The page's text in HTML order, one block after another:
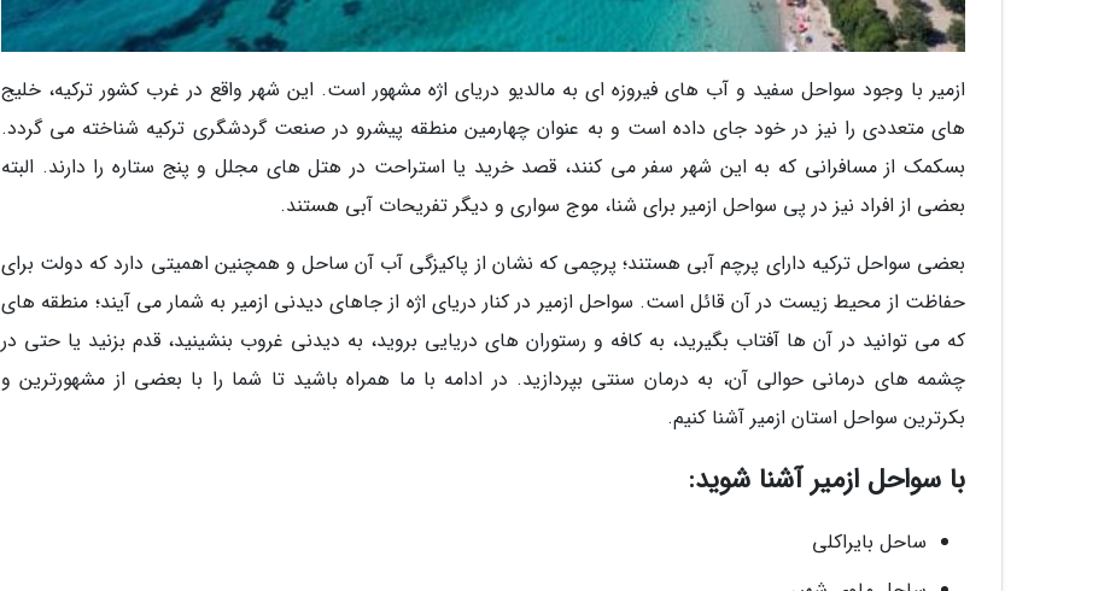
ازمیر با وجود سواحل سفید و آب های فیروزه ای به مالدیو دریای اژه مشهور است. این شهر واقع در غرب کشور ترکیه، خلیج
های متعددی را نیز در خود جای داده است و به عنوان چهارمین منطقه پیشرو در صنعت گردشگری ترکیه شناخته می گردد.
بسکمک از مسافرانی که به این شهر سفر می کنند، قصد خرید یا استراحت در هتل های مجلل و پنج ستاره را دارند. البته
بعضی از افراد نیز در پی سواحل ازمیر برای شنا، موج سواری و دیگر تفریحات آبی هستند.
بعضی سواحل ترکیه دارای پرچم آبی هستند؛ پرچمی که نشان از پاکیزگی آب آن ساحل و همچنین اهمیتی دارد که دولت برای
حفاظت از محیط زیست در آن قائل است. سواحل ازمیر در کنار دریای اژه از جاهای دیدنی ازمیر به شمار می آیند؛ منطقه های
که می توانید در آن ها آفتاب بگیرید، به کافه و رستوران های دریایی بروید، به دیدنی غروب بنشینید، قدم بزنید یا حتی در
چشمه های درمانی حوالی آن، به درمان سنتی بپردازید. در ادامه با ما همراه باشید تا شما را با بعضی از مشهورترین و
بکرترین سواحل استان ازمیر آشنا کنیم.
با سواحل ازمیر آشنا شوید:
ساحل بایراکلی